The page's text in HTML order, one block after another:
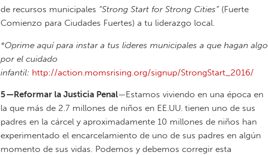
de recursos municipales “Strong Start for Strong Cities” (Fuerte
Comienzo para Ciudades Fuertes) a tu liderazgo local.
*Oprime aquí para instar a tus lideres municipales a que hagan algo
por el cuidado
infantil: http://action.momsrising.org/signup/StrongStart_2016/
5 —Reformar la Justicia Penal—Estamos viviendo en una época en
la que más de 2.7 millones de niños en EE.UU. tienen uno de sus
padres en la cárcel y aproximadamente 10 millones de niños han
experimentado el encarcelamiento de uno de sus padres en algún
momento de sus vidas. Podemos y debemos corregir esta